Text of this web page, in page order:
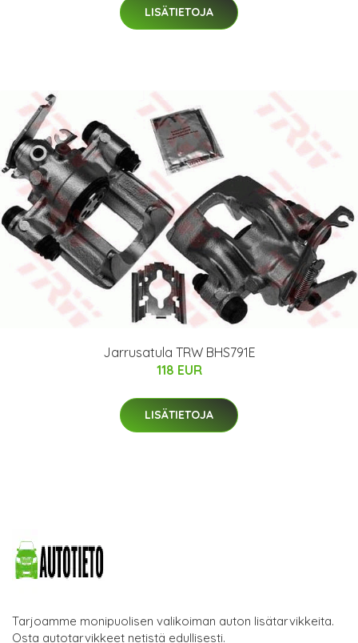
LISÄTIETOJA
Jarrusatula TRW BHS791E
118 EUR
LISÄTIETOJA
Tarjoamme monipuolisen valikoiman auton lisätarvikkeita.
Osta autotarvikkeet netistä edullisesti.